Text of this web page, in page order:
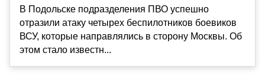
В Подольске подразделения ПВО успешно
отразили атаку четырех беспилотников боевиков
ВСУ, которые направлялись в сторону Москвы. Об
этом стало известн...